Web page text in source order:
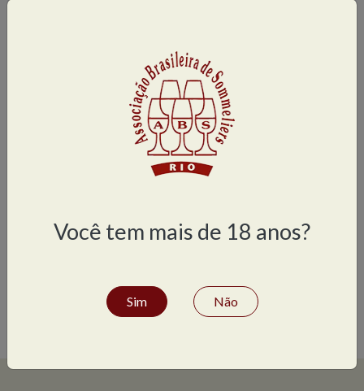
Petits Châteaux de Bordeaux
Vinhos de vinhedos com Dupla Poda – Flamengo e
Concurso Mundial de Sommeliers
ShareFacebookTwitterWhatsApp
LinkedIn
Você tem mais de 18 anos?
Sim Não